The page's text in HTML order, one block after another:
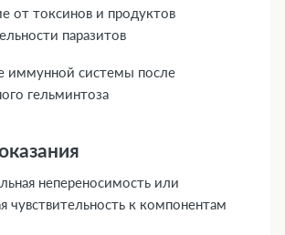
от токсинов и продуктов
паразитов
иммунной системы после
гельминтоза
непереносимость или
чувствительность к компонентам